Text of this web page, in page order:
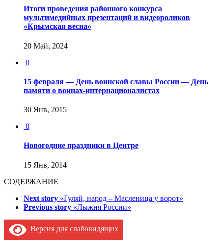
Итоги проведения районного конкурса
мультимедийных презентаций и видеороликов
«Крымская весна»
20 Май, 2024
0
15 февраля — День воинской славы России — День
памяти о воинах-интернационалистах
30 Янв, 2015
0
Новогодние праздники в Центре
15 Янв, 2014
СОДЕРЖАНИЕ
Next story «Гуляй, народ – Масленица у ворот»
Previous story «Лыжня России»
Версия для слабовидящих